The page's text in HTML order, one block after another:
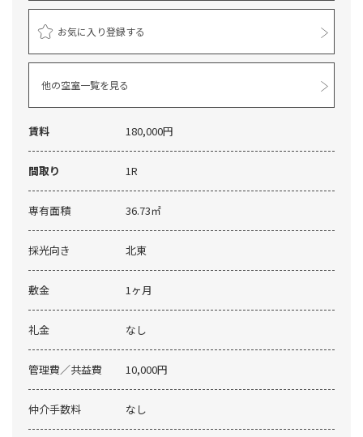
お気に入り登録する
他の空室一覧を見る
賃料 180,000円
間取り 1R
専有面積 36.73㎡
採光向き 北東
敷金 1ヶ月
礼金 なし
管理費／共益費 10,000円
仲介手数料 なし